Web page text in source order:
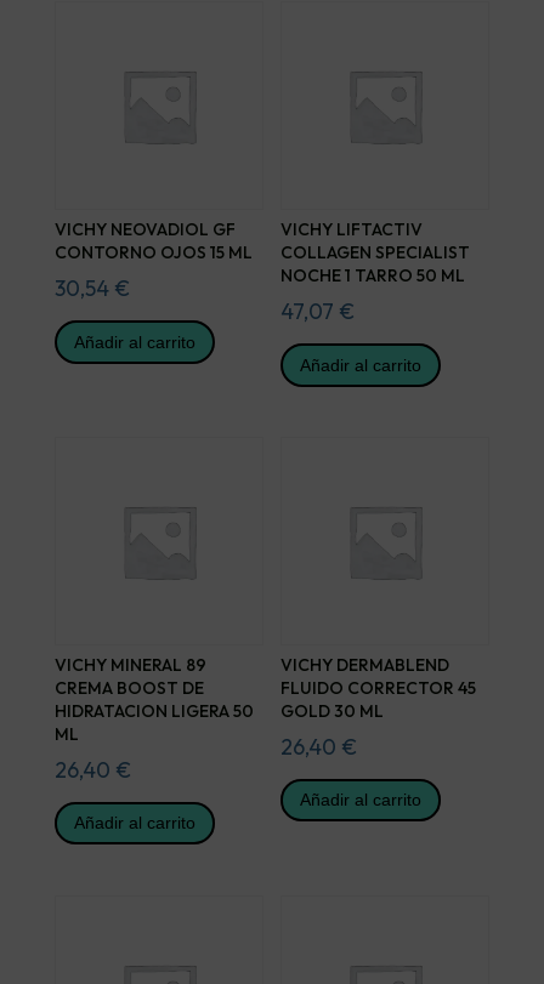
VICHY NEOVADIOL GF
CONTORNO OJOS 15 ML
30,54 €
Añadir al carrito
VICHY LIFTACTIV
COLLAGEN SPECIALIST
NOCHE 1 TARRO 50 ML
47,07 €
Añadir al carrito
VICHY MINERAL 89
CREMA BOOST DE
HIDRATACION LIGERA 50
ML
26,40 €
Añadir al carrito
VICHY DERMABLEND
FLUIDO CORRECTOR 45
GOLD 30 ML
26,40 €
Añadir al carrito